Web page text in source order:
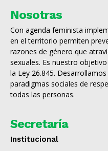
Nosotras
Con agenda feminista
en el territorio permiten
razones de género que
sexuales. Es nuestro
la Ley 26.845.
paradigmas sociales de
todas las personas.
Secretaría
Institucional